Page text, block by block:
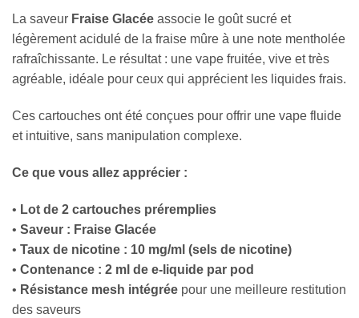
La saveur Fraise Glacée associe le goût sucré et
légèrement acidulé de la fraise mûre à une note mentholée
rafraîchissante. Le résultat : une vape fruitée, vive et très
agréable, idéale pour ceux qui apprécient les liquides frais.
Ces cartouches ont été conçues pour offrir une vape fluide
et intuitive, sans manipulation complexe.
Ce que vous allez apprécier :
• Lot de 2 cartouches préremplies
• Saveur : Fraise Glacée
• Taux de nicotine : 10 mg/ml (sels de nicotine)
• Contenance : 2 ml de e-liquide par pod
• Résistance mesh intégrée pour une meilleure restitution
des saveurs